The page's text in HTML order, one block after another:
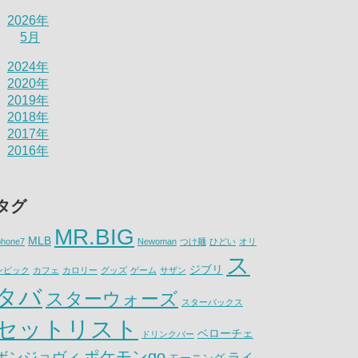
2026年
5月
2024年
2020年
2019年
2018年
2017年
2016年
グ
MLB MR.BIG Newoman つけ麺 ひどい オリ
ピック カフェ カロリー グッズ ゲーム サザン ジブリ
ス
バ スターウォーズ スターバックス
ットリスト ドリンクバー ベローチェ